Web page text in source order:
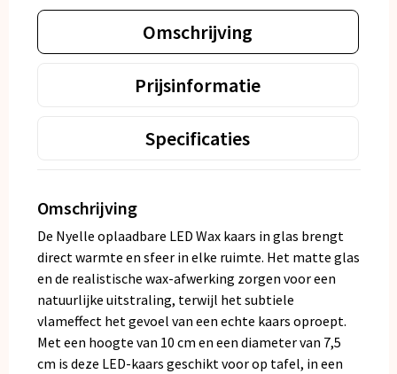
Omschrijving
Prijsinformatie
Specificaties
Omschrijving
De Nyelle oplaadbare LED Wax kaars in glas brengt
direct warmte en sfeer in elke ruimte. Het matte glas
en de realistische wax-afwerking zorgen voor een
natuurlijke uitstraling, terwijl het subtiele
vlameffect het gevoel van een echte kaars oproept.
Met een hoogte van 10 cm en een diameter van 7,5
cm is deze LED-kaars geschikt voor op tafel, in een